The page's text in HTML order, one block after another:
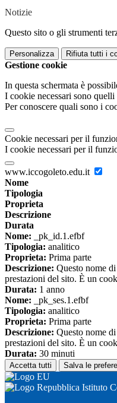
Notizie
Questo sito o gli strumenti
Personalizza Rifiuta tutti i
Gestione cookie
In questa schermata è
I cookie necessari sono
Per conoscere quali sono i
Cookie necessari per il
I cookie necessari per il
www.iccogoleto.edu.it
Nome
Tipologia
Proprieta
Descrizione
Durata
Nome: _pk_id.1.efbf
Tipologia: analitico
Proprieta: Prima parte
Descrizione: Questo nome
prestazioni del sito. È un
Durata: 1 anno
Nome: _pk_ses.1.efbf
Tipologia: analitico
Proprieta: Prima parte
Descrizione: Questo nome
prestazioni del sito. È un
Durata: 30 minuti
Accetta tutti Salva le
Istituto